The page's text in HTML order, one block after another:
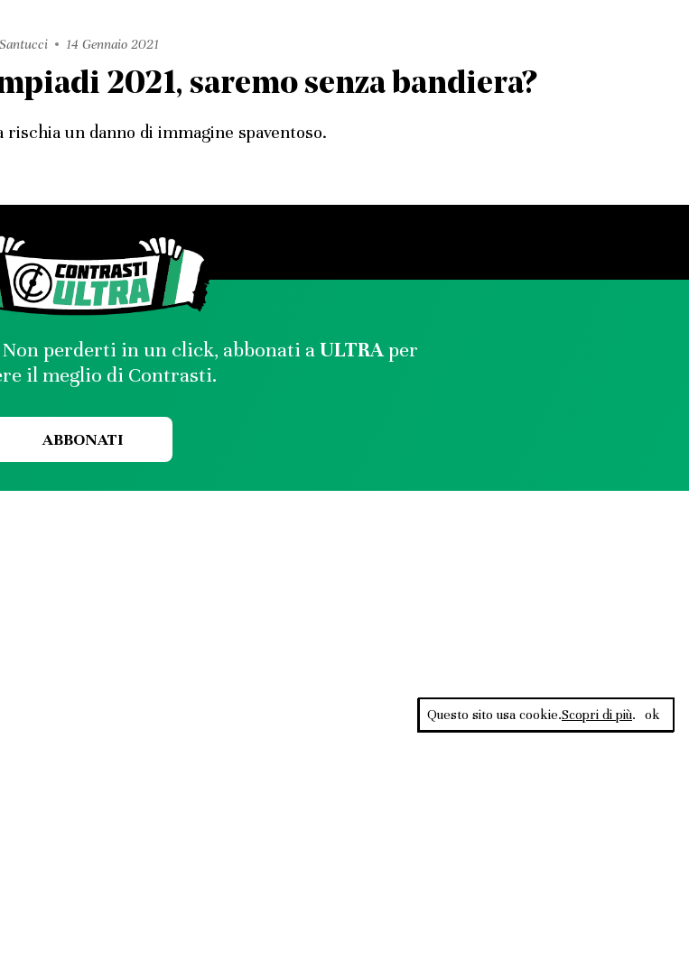
14 Gennaio 2021
2021, saremo senza bandiera?
rischia un danno di immagine spaventoso.
perderti in un click, abbonati aULTRAper
il meglio di Contrasti.
ABBONATI
Questo sito usa cookie.Scopri di più. ok